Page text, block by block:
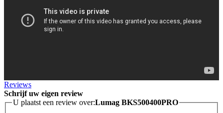
Reviews
Schrijf uw eigen review
U plaatst een review over:Lumag BKS500400PRO